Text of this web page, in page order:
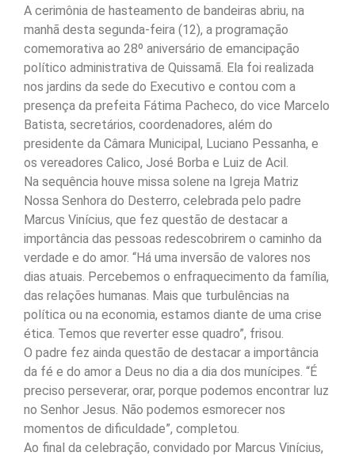
A cerimônia de hasteamento de bandeiras abriu, na
manhã desta segunda-feira (12), a programação
comemorativa ao 28º aniversário de emancipação
político administrativa de Quissamã. Ela foi realizada
nos jardins da sede do Executivo e contou com a
presença da prefeita Fátima Pacheco, do vice Marcelo
Batista, secretários, coordenadores, além do
presidente da Câmara Municipal, Luciano Pessanha, e
os vereadores Calico, José Borba e Luiz de Acil.
Na sequência houve missa solene na Igreja Matriz
Nossa Senhora do Desterro, celebrada pelo padre
Marcus Vinícius, que fez questão de destacar a
importância das pessoas redescobrirem o caminho da
verdade e do amor. “Há uma inversão de valores nos
dias atuais. Percebemos o enfraquecimento da família,
das relações humanas. Mais que turbulências na
política ou na economia, estamos diante de uma crise
ética. Temos que reverter esse quadro”, frisou.
O padre fez ainda questão de destacar a importância
da fé e do amor a Deus no dia a dia dos munícipes. “É
preciso perseverar, orar, porque podemos encontrar luz
no Senhor Jesus. Não podemos esmorecer nos
momentos de dificuldade”, completou.
Ao final da celebração, convidado por Marcus Vinícius,